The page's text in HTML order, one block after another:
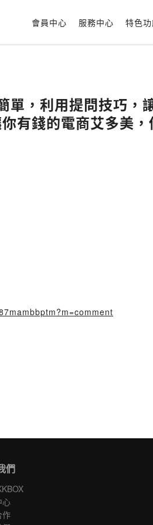
會員中心 服務中心 特色
單，利用提問技巧，
有錢的電商艾多美
們
心
作